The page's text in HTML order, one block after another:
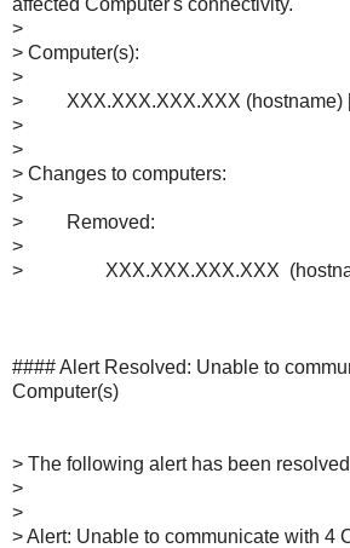
affected Computer's connectivity.
>
> Computer(s):
>
> XXX.XXX.XXX.XXX (hostname)
>
>
> Changes to computers:
>
> Removed:
>
> XXX.XXX.XXX.XXX
#### Alert Resolved: Unable to
Computer(s)
> The following alert has been
>
>
> Alert: Unable to communicate with 4